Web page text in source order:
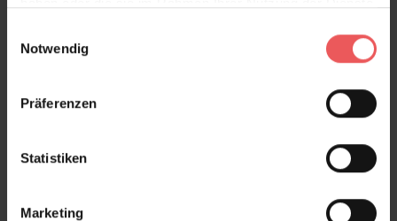
Notwendig
Präferenzen
Statistiken
Marketing